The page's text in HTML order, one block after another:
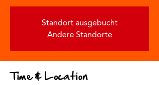
Standort ausgebucht
Andere Standorte
Time & Location